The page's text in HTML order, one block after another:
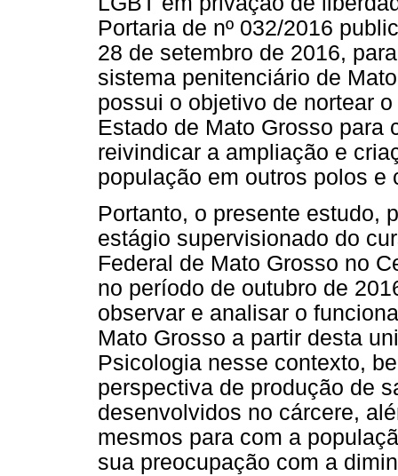
Portaria de nº 032/2016
28 de setembro de 2016,
sistema penitenciário de
possui o objetivo de nortear
Estado de Mato Grosso para
reivindicar a ampliação e
população em outros polos e
Portanto, o presente estudo,
estágio supervisionado do
Federal de Mato Grosso no
no período de outubro de
observar e analisar o
Mato Grosso a partir desta
Psicologia nesse contexto,
perspectiva de produção de
desenvolvidos no cárcere,
mesmos para com a
sua preocupação com a